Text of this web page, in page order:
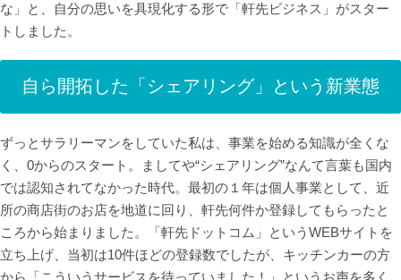
な」と、自分の思いを具現化する形で「軒先ビジネス」がスター
トしました。
自ら開拓した「シェアリング」という新業態
ずっとサラリーマンをしていた私は、事業を始める知識が全くな
く、0からのスタート。ましてや“シェアリング”なんて言葉も国内
では認知されてなかった時代。最初の１年は個人事業として、近
所の商店街のお店を地道に回り、軒先何件か登録してもらったと
ころから始まりました。「軒先ドットコム」というWEBサイトを
立ち上げ、当初は10件ほどの登録数でしたが、キッチンカーの方